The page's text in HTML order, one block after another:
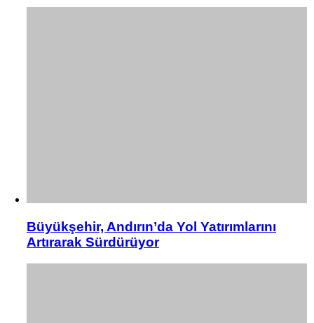
Büyükşehir, Andırın’da Yol Yatırımlarını
Artırarak Sürdürüyor